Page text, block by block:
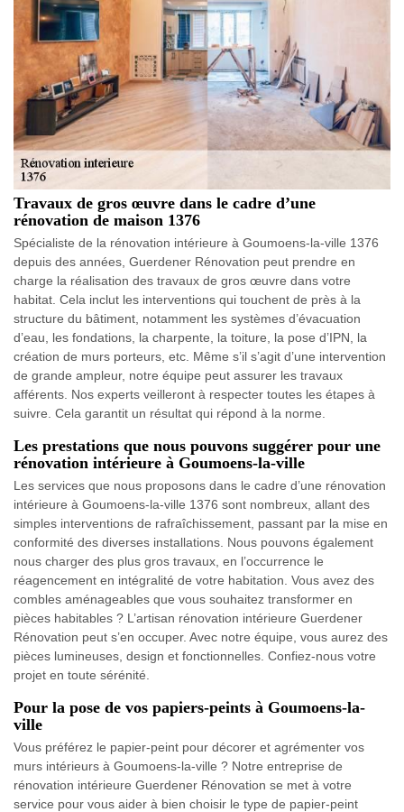
Travaux de gros œuvre dans le cadre d’une
rénovation de maison 1376
Spécialiste de la rénovation intérieure à Goumoens-la-ville 1376
depuis des années, Guerdener Rénovation peut prendre en
charge la réalisation des travaux de gros œuvre dans votre
habitat. Cela inclut les interventions qui touchent de près à la
structure du bâtiment, notamment les systèmes d’évacuation
d’eau, les fondations, la charpente, la toiture, la pose d’IPN, la
création de murs porteurs, etc. Même s’il s’agit d’une intervention
de grande ampleur, notre équipe peut assurer les travaux
afférents. Nos experts veilleront à respecter toutes les étapes à
suivre. Cela garantit un résultat qui répond à la norme.
Les prestations que nous pouvons suggérer pour une
rénovation intérieure à Goumoens-la-ville
Les services que nous proposons dans le cadre d’une rénovation
intérieure à Goumoens-la-ville 1376 sont nombreux, allant des
simples interventions de rafraîchissement, passant par la mise en
conformité des diverses installations. Nous pouvons également
nous charger des plus gros travaux, en l’occurrence le
réagencement en intégralité de votre habitation. Vous avez des
combles aménageables que vous souhaitez transformer en
pièces habitables ? L’artisan rénovation intérieure Guerdener
Rénovation peut s’en occuper. Avec notre équipe, vous aurez des
pièces lumineuses, design et fonctionnelles. Confiez-nous votre
projet en toute sérénité.
Pour la pose de vos papiers-peints à Goumoens-la-
ville
Vous préférez le papier-peint pour décorer et agrémenter vos
murs intérieurs à Goumoens-la-ville ? Notre entreprise de
rénovation intérieure Guerdener Rénovation se met à votre
service pour vous aider à bien choisir le type de papier-peint